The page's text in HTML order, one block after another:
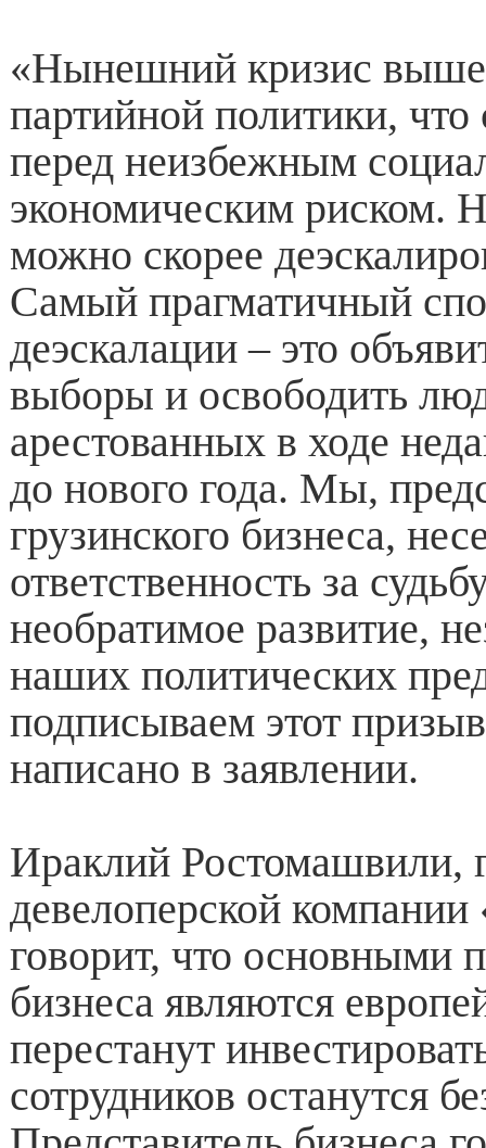
«Нынешний кризис
партийной политики, что
перед неизбежным
экономическим риском.
можно скорее
Самый прагматичный
деэскалации – это
выборы и освободить
арестованных в ходе
до нового года. Мы,
грузинского бизнеса,
ответственность за
необратимое развитие,
наших политических
подписываем этот
написано в заявлении.
Ираклий Ростомашвили,
девелоперской
говорит, что основными
бизнеса являются
перестанут
сотрудников останутся